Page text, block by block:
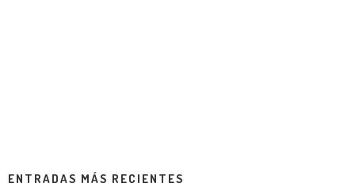
ENTRADAS MÁS RECIENTES